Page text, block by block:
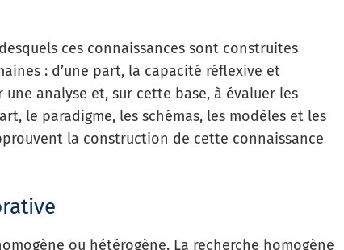
ces connaissances sont construites
: d’une part, la capacité réflexive et
analyse et, sur cette base, à évaluer les
le paradigme, les schémas, les modèles et les
la construction de cette connaissance
ou hétérogène. La recherche homogène